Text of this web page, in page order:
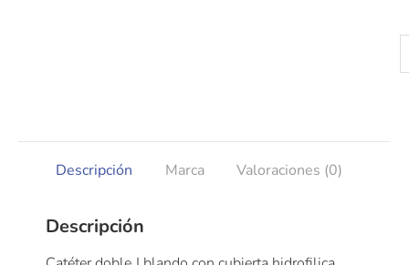
Descripción Marca Valoraciones (0)
Descripción